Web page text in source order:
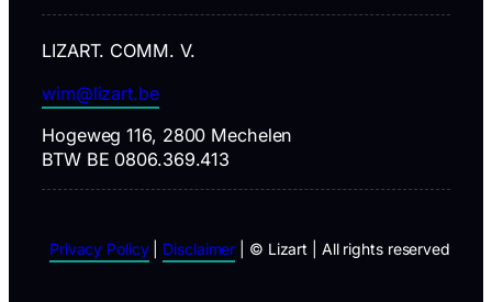
LIZART. COMM. V.
wim@lizart.be
Hogeweg 116, 2800 Mechelen
BTW BE 0806.369.413
Privacy Policy| Disclaimer | © Lizart | All rights reserved